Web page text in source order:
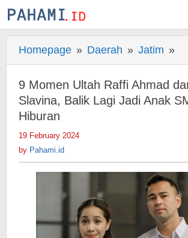
Skip
to
Homepage » Daerah » Jatim »
9 Momen Ultah Raffi Ahmad
Slavina, Balik Lagi Jadi Anak
Hiburan
19 February 2024
by Pahami.id